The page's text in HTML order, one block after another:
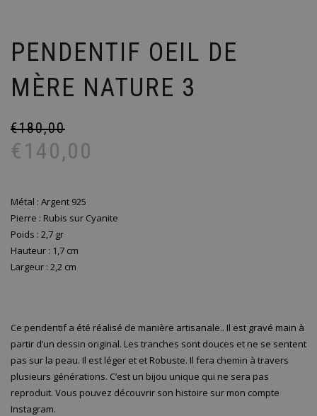
PENDENTIF OEIL DE
MÈRE NATURE 3
€180,00
€140,00
Métal : Argent 925
Pierre : Rubis sur Cyanite
Poids : 2,7 gr
Hauteur : 1,7 cm
Largeur : 2,2 cm
Ce pendentif a été réalisé de manière artisanale.. Il est gravé main à
partir d’un dessin original. Les tranches sont douces et ne se sentent
pas sur la peau. Il est léger et et Robuste. Il fera chemin à travers
plusieurs générations. C’est un bijou unique qui ne sera pas
reproduit. Vous pouvez découvrir son histoire sur mon compte
Instagram.